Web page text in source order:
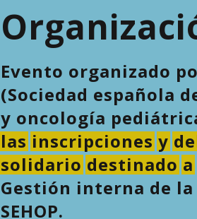
Evento organizado
(Sociedad española
y oncología
las inscripciones y
solidario destinado a
Gestión interna de la
SEHOP.